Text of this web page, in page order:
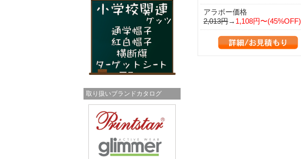
取り扱いブランドカタログ
アラボー価格
2,013円→ 1,108円〜(45%OFF)